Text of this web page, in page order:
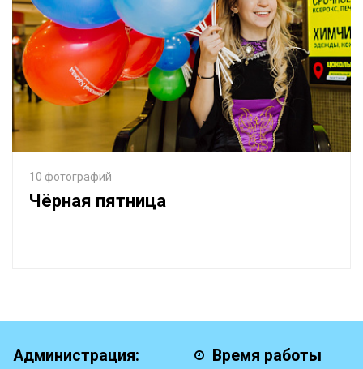
10 фотографий
Чёрная пятница
Администрация: Время работы